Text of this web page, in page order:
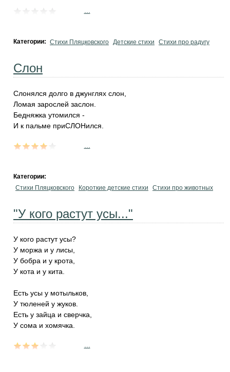
Категории: Стихи Пляцковского Детские стихи Стихи про радугу
Слон
Слонялся долго в джунглях слон,
Ломая зарослей заслон.
Бедняжка утомился -
И к пальме приСЛОНился.
Категории:
Стихи Пляцковского
Короткие детские стихи Стихи про животных
"У кого растут усы..."
У кого растут усы?
У моржа и у лисы,
У бобра и у крота,
У кота и у кита.
Есть усы у мотыльков,
У тюленей у жуков.
Есть у зайца и сверчка,
У сома и хомячка.